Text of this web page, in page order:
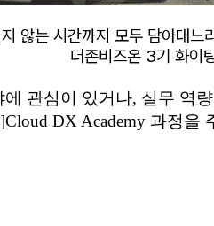
않는 시간까지 모두 담아대느
더존비즈온 3기 화이
관심이 있거나, 실무 역
Cloud DX Academy 과정을